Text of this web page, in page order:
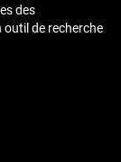
des
de recherche